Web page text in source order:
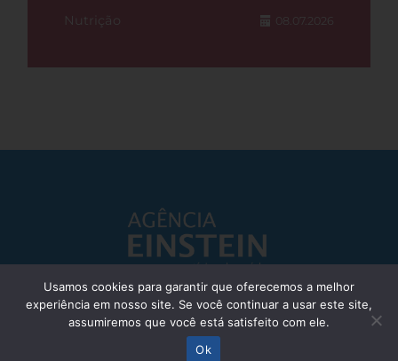
Nutrição 08.07.2026
Responsável Técnico: Dr. Eliezer Silva - CRM: 85148-SP
© Einstein Hospital Israelita 2025 - Todos os direitos reservados
Usamos cookies para garantir que oferecemos a melhor
experiência em nosso site. Se você continuar a usar este site,
assumiremos que você está satisfeito com ele.
Ok